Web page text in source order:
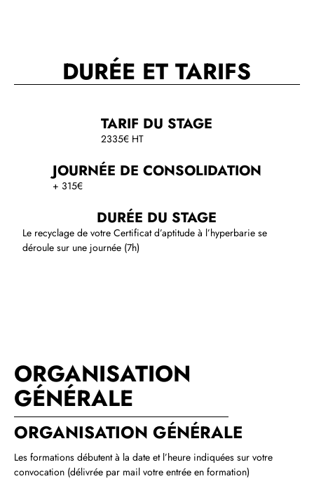
DURÉE ET TARIFS
TARIF DU STAGE
2335€ HT
JOURNÉE DE CONSOLIDATION
+ 315€
DURÉE DU STAGE
Le recyclage de votre Certificat d’aptitude à l’hyperbarie se
déroule sur une journée (7h)
ORGANISATION
GÉNÉRALE
ORGANISATION GÉNÉRALE
Les formations débutent à la date et l’heure indiquées sur votre
convocation (délivrée par mail votre entrée en formation)